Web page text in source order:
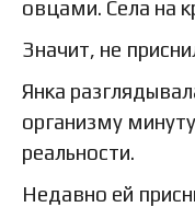
овцами. Села на
Значит, не
Янка
организму
реальности.
Недавно ей